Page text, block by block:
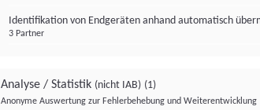
Identifikation von Endgeräten anhand automatisch
3 Partner
Analyse / Statistik (nicht IAB) (1)
Anonyme Auswertung zur Fehlerbehebung und Weiterentwicklung